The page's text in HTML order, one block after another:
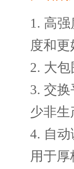
1. 高
度和
2. 大包
3. 交
少非生
4. 自
用于厚